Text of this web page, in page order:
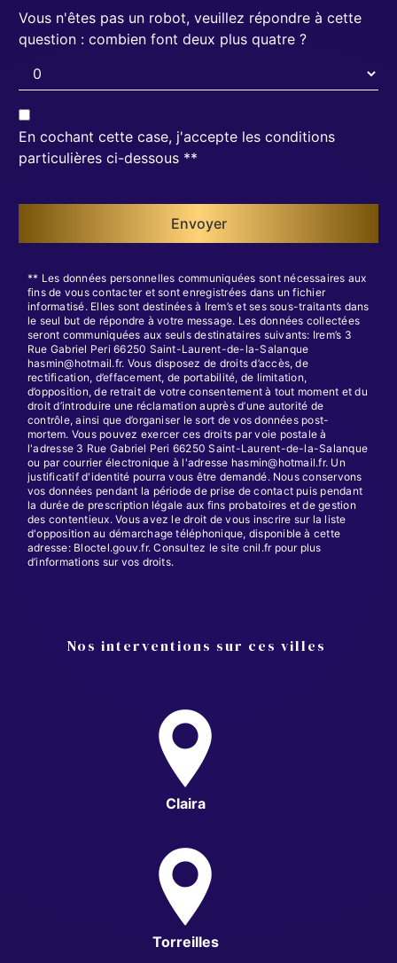
Vous n'êtes pas un robot, veuillez répondre à cette
question : combien font deux plus quatre ?
En cochant cette case, j'accepte les conditions
particulières ci-dessous **
Envoyer
** Les données personnelles communiquées sont nécessaires aux
fins de vous contacter et sont enregistrées dans un fichier
informatisé. Elles sont destinées à Irem’s et ses sous-traitants dans
le seul but de répondre à votre message. Les données collectées
seront communiquées aux seuls destinataires suivants: Irem’s 3
Rue Gabriel Peri 66250 Saint-Laurent-de-la-Salanque
hasmin@hotmail.fr. Vous disposez de droits d’accès, de
rectification, d’effacement, de portabilité, de limitation,
d’opposition, de retrait de votre consentement à tout moment et du
droit d’introduire une réclamation auprès d’une autorité de
contrôle, ainsi que d’organiser le sort de vos données post-
mortem. Vous pouvez exercer ces droits par voie postale à
l'adresse 3 Rue Gabriel Peri 66250 Saint-Laurent-de-la-Salanque
ou par courrier électronique à l'adresse hasmin@hotmail.fr. Un
justificatif d'identité pourra vous être demandé. Nous conservons
vos données pendant la période de prise de contact puis pendant
la durée de prescription légale aux fins probatoires et de gestion
des contentieux. Vous avez le droit de vous inscrire sur la liste
d'opposition au démarchage téléphonique, disponible à cette
adresse: Bloctel.gouv.fr. Consultez le site cnil.fr pour plus
d’informations sur vos droits.
Nos interventions sur ces villes
Claira
Torreilles